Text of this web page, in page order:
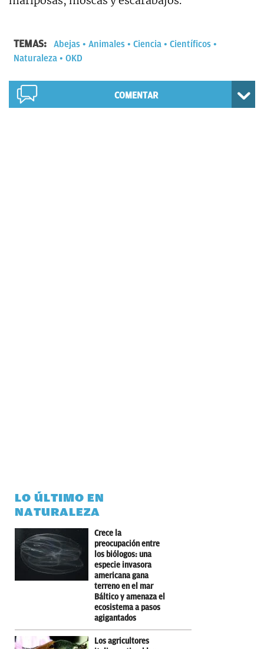
TEMAS: Abejas Animales Ciencia
Científicos
Naturaleza
OKD
COMENTAR
LO ÚLTIMO EN
NATURALEZA
Crece la
preocupación entre
los biólogos: una
especie invasora
americana gana
terreno en el mar
Báltico y amenaza el
ecosistema a pasos
agigantados
Los agricultores